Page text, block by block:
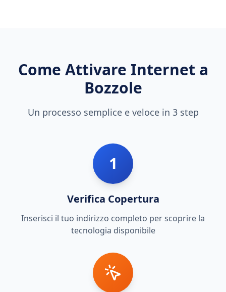
Come Attivare Internet a
Bozzole
Un processo semplice e veloce in 3 step
1
Verifica Copertura
Inserisci il tuo indirizzo completo per scoprire la
tecnologia disponibile